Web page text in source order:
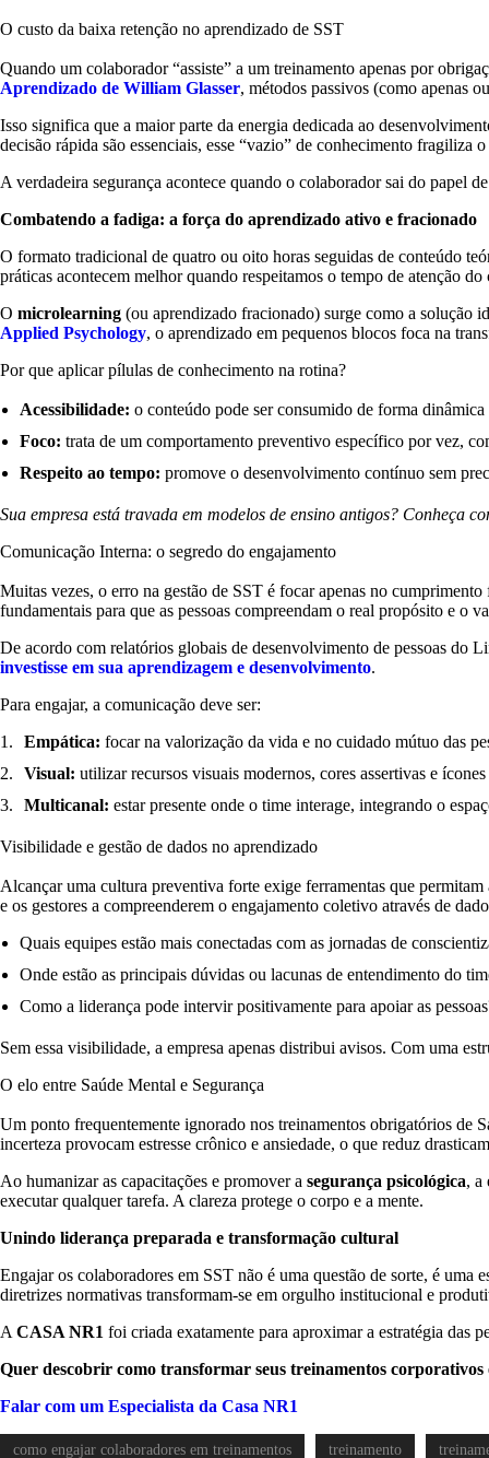
O custo da baixa retenção no aprendizado de SST
Quando um colaborador “assiste” a um treinamento apenas por
Aprendizado de William Glasser, métodos passivos (como apenas
Isso significa que a maior parte da energia dedicada ao
decisão rápida são essenciais, esse “vazio” de conhecimento fragiliza
A verdadeira segurança acontece quando o colaborador sai do papel
Combatendo a fadiga: a força do aprendizado ativo e fracionado
O formato tradicional de quatro ou oito horas seguidas de conteúdo
práticas acontecem melhor quando respeitamos o tempo de atenção do
O microlearning (ou aprendizado fracionado) surge como a solução
Applied Psychology, o aprendizado em pequenos blocos foca na
Por que aplicar pílulas de conhecimento na rotina?
Acessibilidade: o conteúdo pode ser consumido de forma
Foco: trata de um comportamento preventivo específico por vez,
Respeito ao tempo: promove o desenvolvimento contínuo sem
Sua empresa está travada em modelos de ensino antigos? Conheça
Comunicação Interna: o segredo do engajamento
Muitas vezes, o erro na gestão de SST é focar apenas no
fundamentais para que as pessoas compreendam o real propósito e o
De acordo com relatórios globais de desenvolvimento de pessoas do
investisse em sua aprendizagem e desenvolvimento.
Para engajar, a comunicação deve ser:
Empática: focar na valorização da vida e no cuidado mútuo das
Visual: utilizar recursos visuais modernos, cores assertivas e
Multicanal: estar presente onde o time interage, integrando o
Visibilidade e gestão de dados no aprendizado
Alcançar uma cultura preventiva forte exige ferramentas que
e os gestores a compreenderem o engajamento coletivo através de
Quais equipes estão mais conectadas com as jornadas de
Onde estão as principais dúvidas ou lacunas de entendimento do
Como a liderança pode intervir positivamente para apoiar as
Sem essa visibilidade, a empresa apenas distribui avisos. Com uma
O elo entre Saúde Mental e Segurança
Um ponto frequentemente ignorado nos treinamentos obrigatórios de
incerteza provocam estresse crônico e ansiedade, o que reduz
Ao humanizar as capacitações e promover a segurança psicológica, a
executar qualquer tarefa. A clareza protege o corpo e a mente.
Unindo liderança preparada e transformação cultural
Engajar os colaboradores em SST não é uma questão de sorte, é
diretrizes normativas transformam-se em orgulho institucional e
A CASA NR1 foi criada exatamente para aproximar a estratégia das
Quer descobrir como transformar seus treinamentos corporativos
Falar com um Especialista da Casa NR1
como engajar colaboradores em treinamentos treinamento